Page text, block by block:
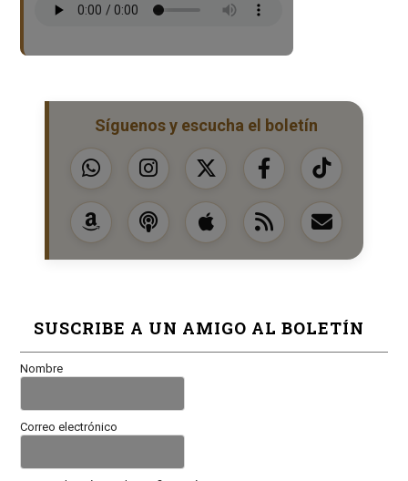
Síguenos y escucha el boletín
SUSCRIBE A UN AMIGO AL BOLETÍN
Nombre
Correo electrónico